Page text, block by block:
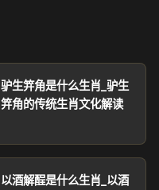
驴生笄角是什么生肖_驴生
笄角的传统生肖文化解读
以酒解酲是什么生肖_以酒